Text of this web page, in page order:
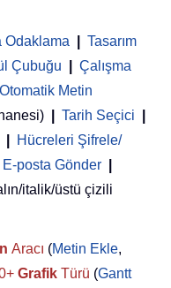
Odaklama
Tasarım
Çubuğu
Çalışma
Otomatik Metin
Tarih Seçici
Hücreleri Şifrele/
E-posta Gönder
italik/üstü çizili
Aracı (Metin Ekle,
Grafik Türü (Gantt